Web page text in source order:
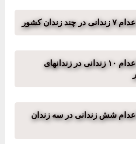
زندان کشور
اجرای جکم اعدام ۱۰ زندانی در زندانهای
شش زندانی در سه زندان